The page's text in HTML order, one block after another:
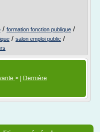
/ formation fonction publique /
/ salon emploi public /
> |
Dernière